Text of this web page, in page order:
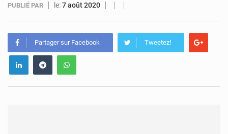
PUBLIÉ PAR le:7 août 2020
Partager sur Facebook Tweetez!